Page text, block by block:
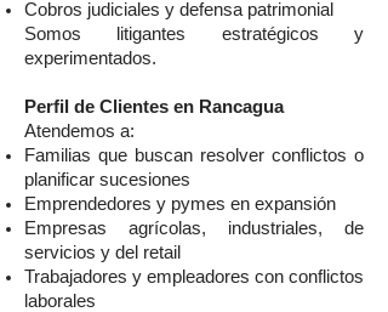
Cobros judiciales y defensa patrimonial
Somos litigantes estratégicos y
experimentados.
Perfil de Clientes en Rancagua
Atendemos a:
Familias que buscan resolver conflictos o
planificar sucesiones
Emprendedores y pymes en expansión
Empresas agrícolas, industriales, de
servicios y del retail
Trabajadores y empleadores con conflictos
laborales